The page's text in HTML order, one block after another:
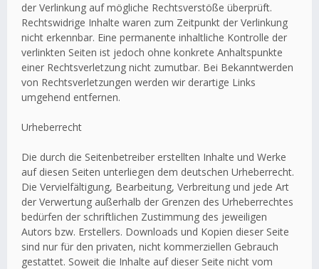
der Verlinkung auf mögliche Rechtsverstöße überprüft.
Rechtswidrige Inhalte waren zum Zeitpunkt der Verlinkung
nicht erkennbar. Eine permanente inhaltliche Kontrolle der
verlinkten Seiten ist jedoch ohne konkrete Anhaltspunkte
einer Rechtsverletzung nicht zumutbar. Bei Bekanntwerden
von Rechtsverletzungen werden wir derartige Links
umgehend entfernen.
Urheberrecht
Die durch die Seitenbetreiber erstellten Inhalte und Werke
auf diesen Seiten unterliegen dem deutschen Urheberrecht.
Die Vervielfältigung, Bearbeitung, Verbreitung und jede Art
der Verwertung außerhalb der Grenzen des Urheberrechtes
bedürfen der schriftlichen Zustimmung des jeweiligen
Autors bzw. Erstellers. Downloads und Kopien dieser Seite
sind nur für den privaten, nicht kommerziellen Gebrauch
gestattet. Soweit die Inhalte auf dieser Seite nicht vom